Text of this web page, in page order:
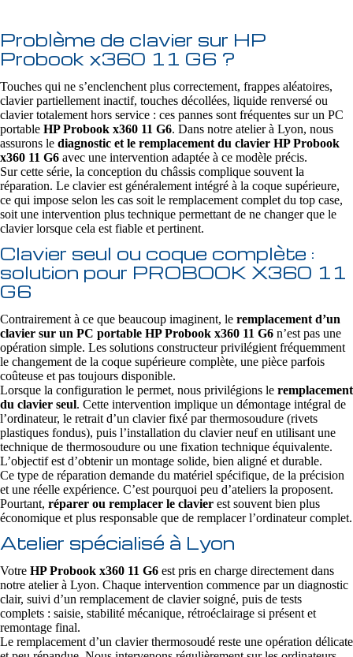
Problème de clavier sur HP
Probook x360 11 G6 ?
Touches qui ne s’enclenchent plus correctement, frappes aléatoires,
clavier partiellement inactif, touches décollées, liquide renversé ou
clavier totalement hors service : ces pannes sont fréquentes sur un PC
portable HP Probook x360 11 G6. Dans notre atelier à Lyon, nous
assurons le diagnostic et le remplacement du clavier HP Probook
x360 11 G6 avec une intervention adaptée à ce modèle précis.
Sur cette série, la conception du châssis complique souvent la
réparation. Le clavier est généralement intégré à la coque supérieure,
ce qui impose selon les cas soit le remplacement complet du top case,
soit une intervention plus technique permettant de ne changer que le
clavier lorsque cela est fiable et pertinent.
Clavier seul ou coque complète :
solution pour PROBOOK X360 11
G6
Contrairement à ce que beaucoup imaginent, le remplacement d’un
clavier sur un PC portable HP Probook x360 11 G6 n’est pas une
opération simple. Les solutions constructeur privilégient fréquemment
le changement de la coque supérieure complète, une pièce parfois
coûteuse et pas toujours disponible.
Lorsque la configuration le permet, nous privilégions le remplacement
du clavier seul. Cette intervention implique un démontage intégral de
l’ordinateur, le retrait d’un clavier fixé par thermosoudure (rivets
plastiques fondus), puis l’installation du clavier neuf en utilisant une
technique de thermosoudure ou une fixation technique équivalente.
L’objectif est d’obtenir un montage solide, bien aligné et durable.
Ce type de réparation demande du matériel spécifique, de la précision
et une réelle expérience. C’est pourquoi peu d’ateliers la proposent.
Pourtant, réparer ou remplacer le clavier est souvent bien plus
économique et plus responsable que de remplacer l’ordinateur complet.
Atelier spécialisé à Lyon
Votre HP Probook x360 11 G6 est pris en charge directement dans
notre atelier à Lyon. Chaque intervention commence par un diagnostic
clair, suivi d’un remplacement de clavier soigné, puis de tests
complets : saisie, stabilité mécanique, rétroéclairage si présent et
remontage final.
Le remplacement d’un clavier thermosoudé reste une opération délicate